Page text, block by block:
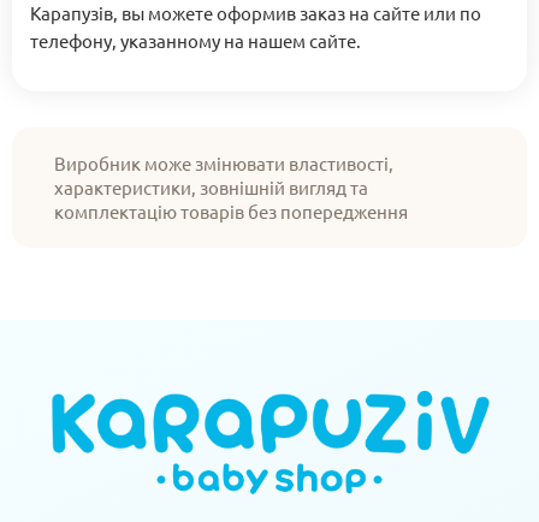
Карапузів, вы можете оформив заказ на сайте или по
телефону, указанному на нашем сайте.
Виробник може змінювати властивості,
характеристики, зовнішній вигляд та
комплектацію товарів без попередження